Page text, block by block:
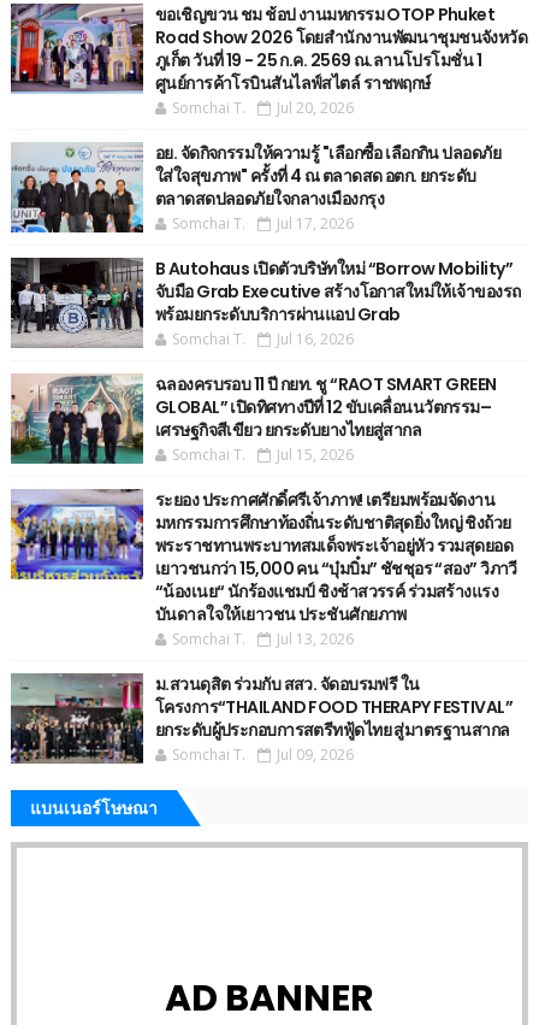
ขอเชิญขวน ชม ช้อป งานมหกรรม OTOP Phuket
Road Show 2026 โดยสำนักงานพัฒนาชุมชนจังหวัด
ภูเก็ต วันที่ 19 - 25 ก.ค. 2569 ณ.ลานโปรโมชั่น 1
ศูนย์การค้าโรบินสันไลฟ์สไตล์ ราชพฤกษ์
Somchai T. Jul 20, 2026
อย. จัดกิจกรรมให้ความรู้ "เลือกซื้อ เลือกกิน ปลอดภัย
ใส่ใจสุขภาพ" ครั้งที่ 4 ณ ตลาดสด อตก. ยกระดับ
ตลาดสดปลอดภัยใจกลางเมืองกรุง
Somchai T. Jul 17, 2026
B Autohaus เปิดตัวบริษัทใหม่ “Borrow Mobility”
จับมือ Grab Executive สร้างโอกาสใหม่ให้เจ้าของรถ
พร้อมยกระดับบริการผ่านแอป Grab
Somchai T. Jul 16, 2026
ฉลองครบรอบ 11 ปี กยท. ชู “RAOT SMART GREEN
GLOBAL” เปิดทิศทางปีที่ 12 ขับเคลื่อนนวัตกรรม–
เศรษฐกิจสีเขียว ยกระดับยางไทยสู่สากล
Somchai T. Jul 15, 2026
ระยอง ประกาศศักดิ์ศรีเจ้าภาพ! เตรียมพร้อมจัดงาน
มหกรรมการศึกษาท้องถิ่นระดับชาติสุดยิ่งใหญ่ ชิงถ้วย
พระราชทานพระบาทสมเด็จพระเจ้าอยู่หัว รวมสุดยอด
เยาวชนกว่า 15,000 คน “บุ๋มบิ๋ม” ชัชชุอร “สอง” วิภาวี
“น้องเนย“ นักร้องแชมป์ ชิงช้าสวรรค์ ร่วมสร้างแรง
บันดาลใจให้เยาวชน ประชันศักยภาพ
Somchai T. Jul 13, 2026
ม.สวนดุสิต ร่วมกับ สสว. จัดอบรมฟรี ใน
โครงการ“THAILAND FOOD THERAPY FESTIVAL”
ยกระดับผู้ประกอบการสตรีทฟู้ดไทย สู่มาตรฐานสากล
Somchai T. Jul 09, 2026
แบนเนอร์โษษณา
AD BANNER